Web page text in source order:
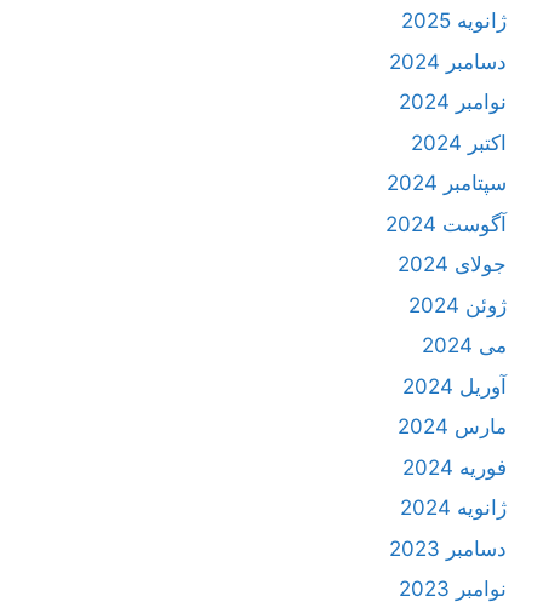
ژانویه 2025
دسامبر 2024
نوامبر 2024
اکتبر 2024
سپتامبر 2024
آگوست 2024
جولای 2024
ژوئن 2024
می 2024
آوریل 2024
مارس 2024
فوریه 2024
ژانویه 2024
دسامبر 2023
نوامبر 2023